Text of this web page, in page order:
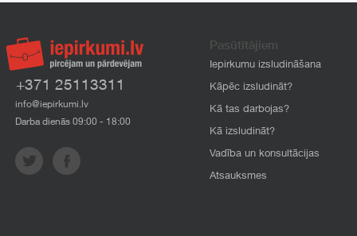
+371 25113311
info@iepirkumi.lv
Darba dienās 09:00 - 18:00
Pasūtītājiem
Iepirkumu izsludināšana
Kāpēc izsludināt?
Kā tas darbojas?
Kā izsludināt?
Vadība un konsultācijas
Atsauksmes